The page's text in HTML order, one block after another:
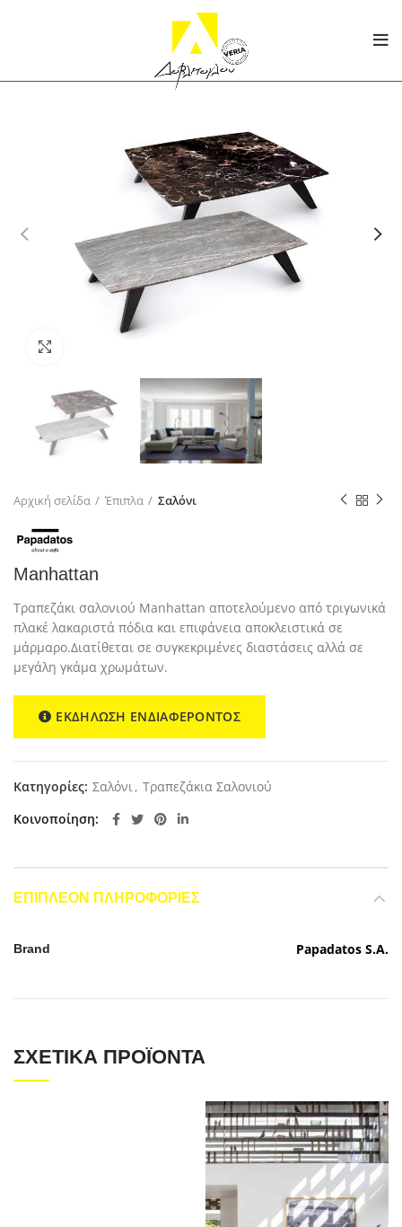
Αρχική σελίδα Έπιπλα Σαλόνι
Manhattan
Τραπεζάκι σαλονιού Manhattan αποτελούμενο από τριγωνικά
πλακέ λακαριστά πόδια και επιφάνεια αποκλειστικά σε
μάρμαρο.Διατίθεται σε συγκεκριμένες διαστάσεις αλλά σε
μεγάλη γκάμα χρωμάτων.
ΕΚΔΗΛΩΣΗ ΕΝΔΙΑΦΕΡΟΝΤΟΣ
Κατηγορίες: Σαλόνι, Τραπεζάκια Σαλονιού
Κοινοποίηση
ΕΠΙΠΛΈΟΝ ΠΛΗΡΟΦΟΡΊΕΣ
Brand Papadatos S.A.
ΣΧΕΤΙΚΆ ΠΡΟΪΌΝΤΑ